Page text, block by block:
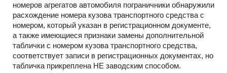
номеров агрегатов автомобиля пограничники обнаружили
расхождение номера кузова транспортного средства с
номером, который указан в регистрационном документе,
а также имеющиеся признаки замены дополнительной
таблички с номером кузова транспортного средства,
соответствует записи в регистрационных документах, но
табличка прикреплена НЕ заводским способом.